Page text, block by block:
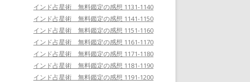
インド占星術 無料鑑定の感想 1131-1140
インド占星術 無料鑑定の感想 1141-1150
インド占星術 無料鑑定の感想 1151-1160
インド占星術 無料鑑定の感想 1161-1170
インド占星術 無料鑑定の感想 1171-1180
インド占星術 無料鑑定の感想 1181-1190
インド占星術 無料鑑定の感想 1191-1200